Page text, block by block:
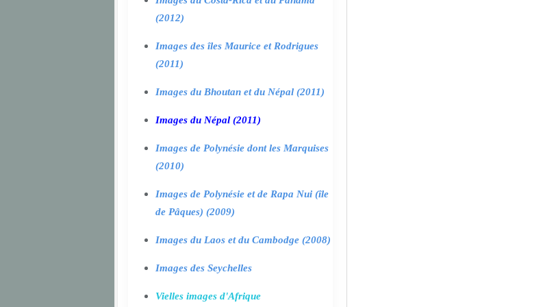
(2012)
Images des îles Maurice et Rodrigues
(2011)
Images du Bhoutan et du Népal (2011)
Images du Népal (2011)
Images de Polynésie dont les Marquises
(2010)
Images de Polynésie et de Rapa Nui (île
de Pâques) (2009)
Images du Laos et du Cambodge (2008)
Images des Seychelles
Vielles images d'Afrique